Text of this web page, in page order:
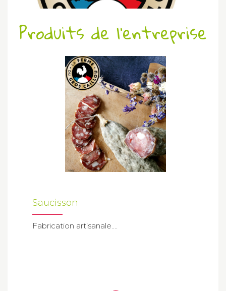
Produits de l'entreprise
Saucisson
Fabrication artisanale....